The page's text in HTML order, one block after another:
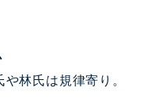
林氏は規律寄り。